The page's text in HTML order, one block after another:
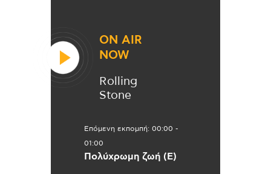
ON AIR
NOW
Rolling
Stone
Επόμενη εκπομπή: 00:00 -
01:00
Πολύχρωμη ζωή (Ε)